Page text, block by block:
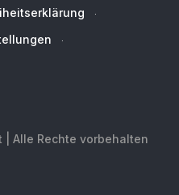
Alle Rechte vorbehalten